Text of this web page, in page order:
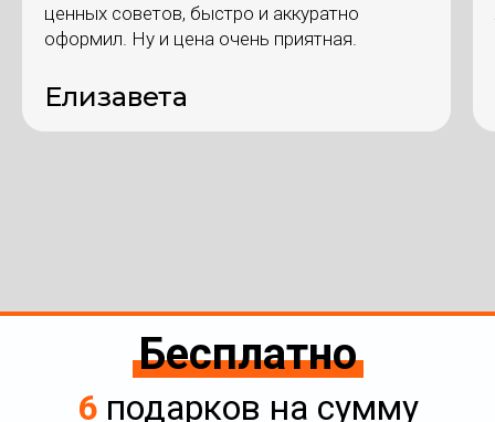
ценных советов, быстро и аккуратно
оформил. Ну и цена очень приятная.
Елизавета
Бесплатно
6 подарков на сумму